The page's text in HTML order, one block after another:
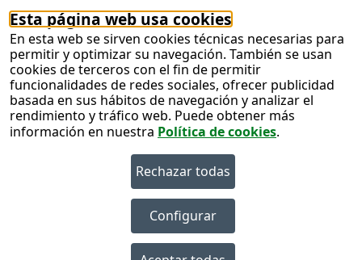
Esta página web usa cookies
En esta web se sirven cookies técnicas necesarias para
permitir y optimizar su navegación. También se usan
cookies de terceros con el fin de permitir
funcionalidades de redes sociales, ofrecer publicidad
basada en sus hábitos de navegación y analizar el
rendimiento y tráfico web. Puede obtener más
información en nuestra Política de cookies.